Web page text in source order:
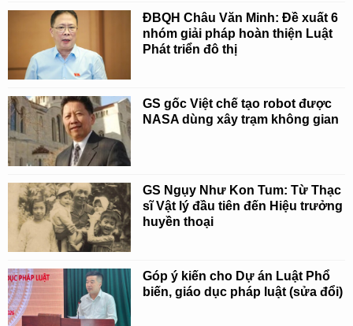
ĐBQH Châu Văn Minh: Đề xuất 6
nhóm giải pháp hoàn thiện Luật
Phát triển đô thị
GS gốc Việt chế tạo robot được
NASA dùng xây trạm không gian
GS Ngụy Như Kon Tum: Từ Thạc
sĩ Vật lý đầu tiên đến Hiệu trưởng
huyền thoại
Góp ý kiến cho Dự án Luật Phổ
biến, giáo dục pháp luật (sửa đổi)